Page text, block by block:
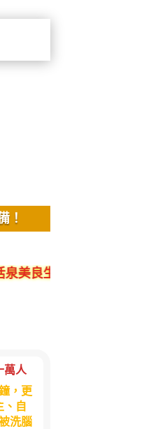
！
良生館的不良銷售、
萬人
，更
、自
洗腦